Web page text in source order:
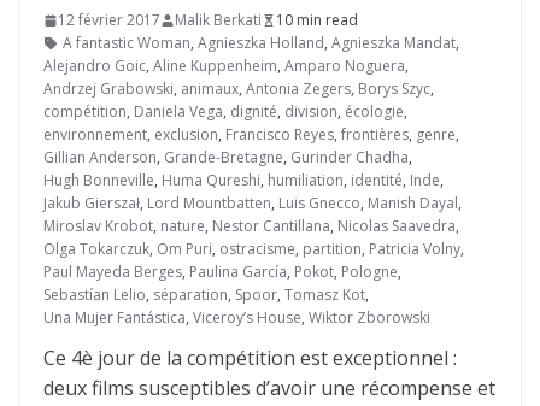
12 février 2017 Malik Berkati
10 min read
A fantastic Woman, Agnieszka Holland, Agnieszka Mandat,
Alejandro Goic, Aline Kuppenheim, Amparo Noguera,
Andrzej Grabowski, animaux, Antonia Zegers, Borys Szyc,
compétition, Daniela Vega, dignité, division, écologie,
environnement, exclusion, Francisco Reyes, frontières, genre,
Gillian Anderson, Grande-Bretagne, Gurinder Chadha,
Hugh Bonneville, Huma Qureshi, humiliation, identité, Inde,
Jakub Gierszał, Lord Mountbatten, Luis Gnecco, Manish Dayal,
Miroslav Krobot, nature, Nestor Cantillana, Nicolas Saavedra,
Olga Tokarczuk, Om Puri, ostracisme, partition, Patricia Volny,
Paul Mayeda Berges, Paulina García, Pokot, Pologne,
Sebastían Lelio, séparation, Spoor, Tomasz Kot,
Una Mujer Fantástica, Viceroy’s House, Wiktor Zborowski
Ce 4è jour de la compétition est exceptionnel :
deux films susceptibles d’avoir une récompense et